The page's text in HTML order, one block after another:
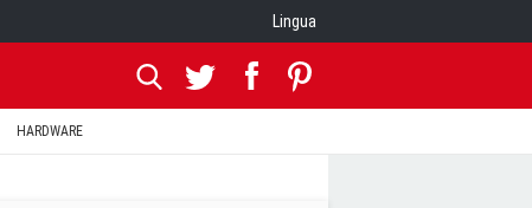
Lingua
HARDWARE